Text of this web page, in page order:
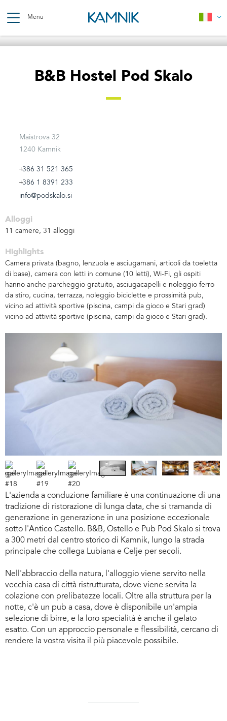
content
Menu
B&B Hostel Pod Skalo
Maistrova 32
1240 Kamnik
386 31 521 365
386 1 8391 233
info@podskalo.si
Alloggi
11 camere, 31 alloggi
Highlights
Camera privata (bagno, lenzuola e asciugamani, articoli da toeletta
di base), camera con letti in comune (10 letti), Wi-Fi, gli ospiti
hanno anche parcheggio gratuito, asciugacapelli e noleggio ferro
da stiro, cucina, terrazza, noleggio biciclette e prossimità pub,
vicino ad attività sportive (piscina, campi da gioco e Stari grad)
vicino ad attività sportive (piscina, campi da gioco e Stari grad).
PREVIOUS
PREVIOUS
L'azienda a conduzione familiare è una continuazione di una
tradizione di ristorazione di lunga data, che si tramanda di
generazione in generazione in una posizione eccezionale
sotto l'Antico Castello. B&B, Ostello e Pub Pod Skalo si trova
a 300 metri dal centro storico di Kamnik, lungo la strada
principale che collega Lubiana e Celje per secoli.
Nell'abbraccio della natura, l'alloggio viene servito nella
vecchia casa di città ristrutturata, dove viene servita la
colazione con prelibatezze locali. Oltre alla struttura per la
notte, c'è un pub a casa, dove è disponibile un'ampia
selezione di birre, e la loro specialità è anche il gelato
esatto. Con un approccio personale e flessibilità, cercano di
rendere la vostra visita il più piacevole possibile.